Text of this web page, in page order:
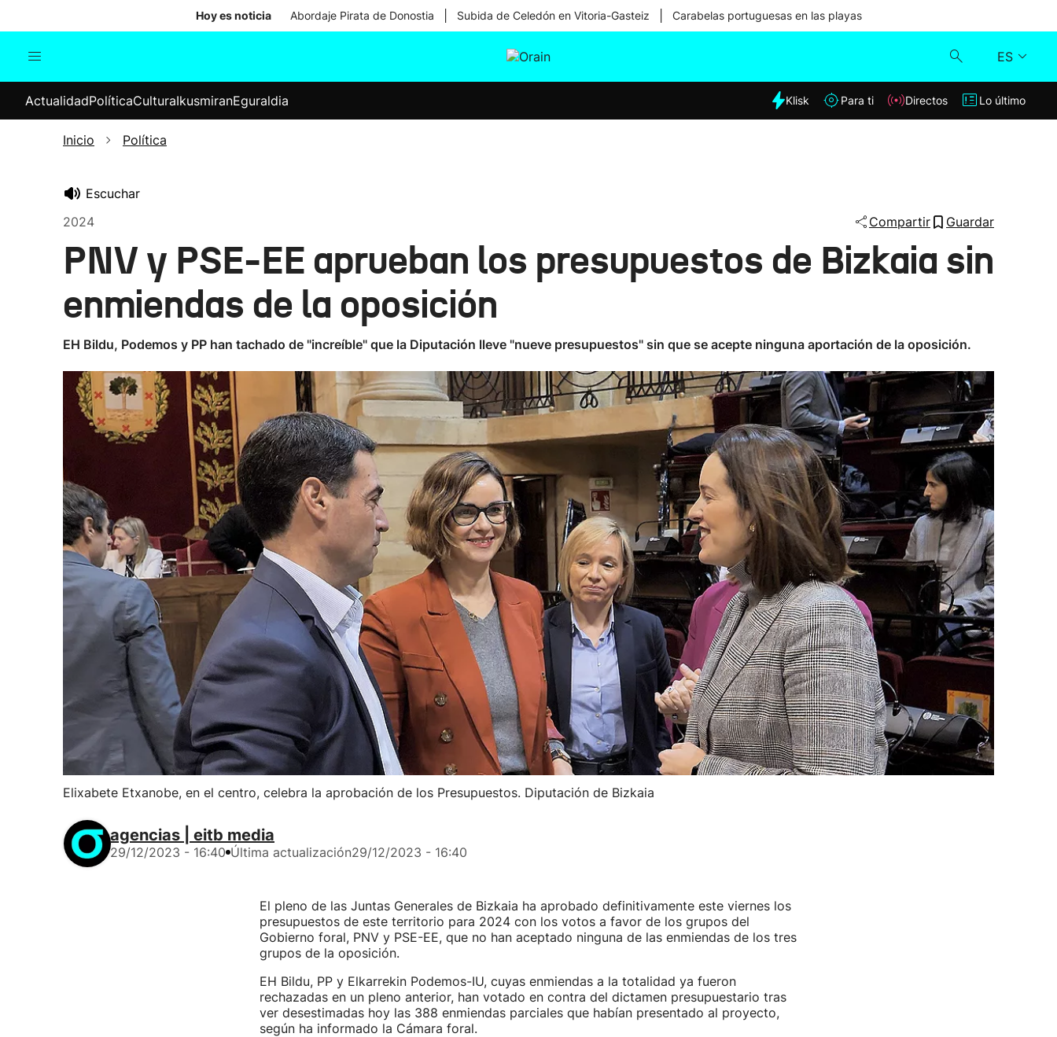
Hoy es noticia Abordaje Pirata de Donostia Subida de Celedón en Vitoria-Gasteiz Carabelas portuguesas en las playas
ES
Internacional
Elecciones
Klisk
Lo último
ActualidadPolíticaCulturaIkusmiranEguraldia Klisk Para ti Directos Lo último
Inicio Política
Escuchar
2024
Compartir Guardar
PNV y PSE-EE aprueban los presupuestos de Bizkaia sin
enmiendas de la oposición
EH Bildu, Podemos y PP han tachado de "increíble" que la Diputación lleve "nueve presupuestos" sin que se acepte ninguna aportación de la oposición.
Elixabete Etxanobe, en el centro, celebra la aprobación de los Presupuestos. Diputación de Bizkaia
agencias | eitb media
29/12/2023 - 16:40 Última actualización29/12/2023 - 16:40
El pleno de las Juntas Generales de Bizkaia ha aprobado definitivamente este viernes los
presupuestos de este territorio para 2024 con los votos a favor de los grupos del
Gobierno foral, PNV y PSE-EE, que no han aceptado ninguna de las enmiendas de los tres
grupos de la oposición.
EH Bildu, PP y Elkarrekin Podemos-IU, cuyas enmiendas a la totalidad ya fueron
rechazadas en un pleno anterior, han votado en contra del dictamen presupuestario tras
ver desestimadas hoy las 388 enmiendas parciales que habían presentado al proyecto,
según ha informado la Cámara foral.